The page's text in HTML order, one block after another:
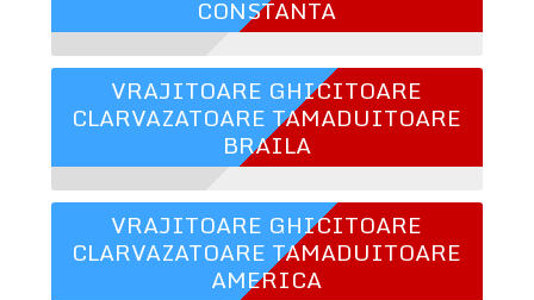
CONSTANTA
VRAJITOARE GHICITOARE
CLARVAZATOARE TAMADUITOARE
BRAILA
VRAJITOARE GHICITOARE
CLARVAZATOARE TAMADUITOARE
AMERICA